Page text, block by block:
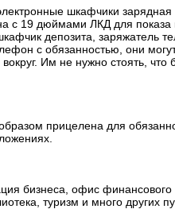
шкафчики
с 19 дюймами ЛКД для
депозита, заряжатель
с обязанностью, они
Им не нужно стоять,
прицелена для
бизнеса, офис
туризм и много других